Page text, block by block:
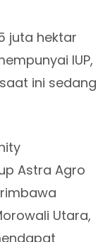
juta hektar
IUP,
ini sedang
Astra Agro
Utara,